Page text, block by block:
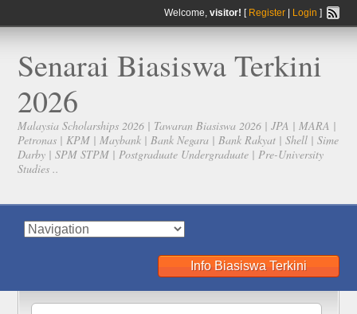
Welcome, visitor! [ Register| Login ]
Senarai Biasiswa Terkini
2026
Malaysia Scholarships 2026 | Tawaran Biasiswa 2026 | JPA | MARA |
Petronas | KPM | Maybank | Bank Negara | Bank Rakyat | Shell | Sime
Darby | SPM STPM | Postgraduate Undergraduate | Pre-University
Studies ..
Info Biasiswa Terkini